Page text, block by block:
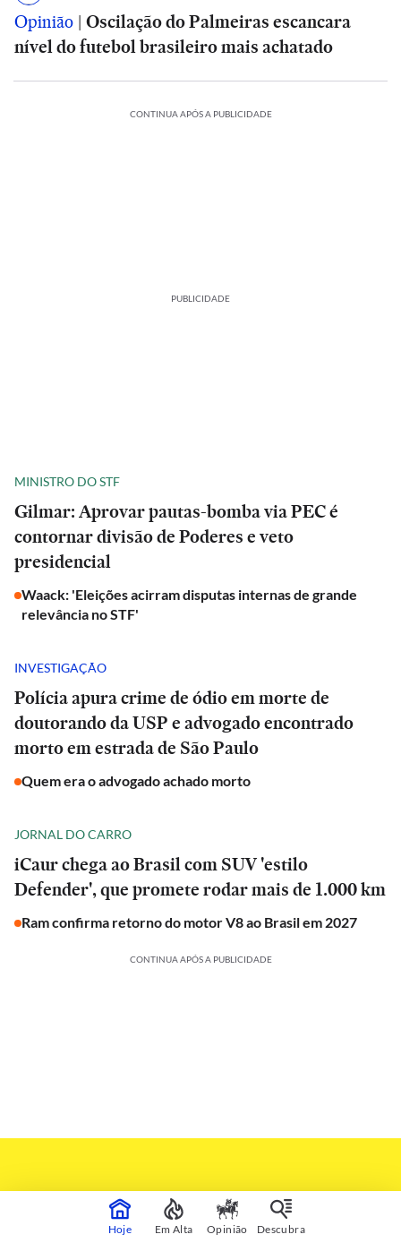
Opinião | Oscilação do Palmeiras escancara
nível do futebol brasileiro mais achatado
CONTINUA APÓS A PUBLICIDADE
PUBLICIDADE
MINISTRO DO STF
Gilmar: Aprovar pautas-bomba via PEC é
contornar divisão de Poderes e veto
presidencial
Waack: 'Eleições acirram disputas internas de grande
relevância no STF'
INVESTIGAÇÃO
Polícia apura crime de ódio em morte de
doutorando da USP e advogado encontrado
morto em estrada de São Paulo
Quem era o advogado achado morto
JORNAL DO CARRO
iCaur chega ao Brasil com SUV 'estilo
Defender', que promete rodar mais de 1.000 km
Ram confirma retorno do motor V8 ao Brasil em 2027
CONTINUA APÓS A PUBLICIDADE
Hoje Em Alta Opinião Descubra